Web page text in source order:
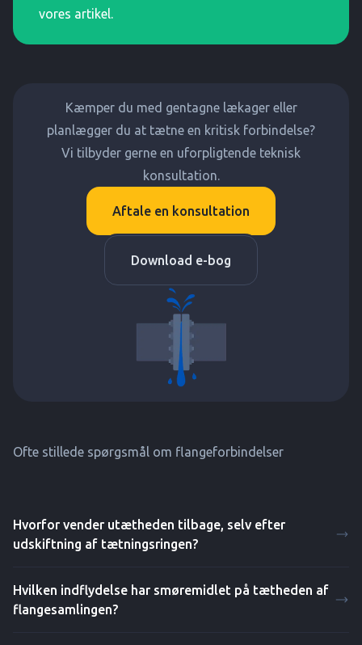
vores artikel.
Kæmper du med gentagne lækager eller
planlægger du at tætne en kritisk forbindelse?
Vi tilbyder gerne en uforpligtende teknisk
konsultation.
Aftale en konsultation
Download e-bog
Ofte stillede spørgsmål om flangeforbindelser
Hvorfor vender utætheden tilbage, selv efter
udskiftning af tætningsringen?
Hvilken indflydelse har smøremidlet på tætheden af
flangesamlingen?